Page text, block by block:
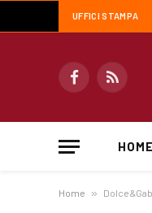
UFFICI STAMPA
FacebookRSS
HOME
Home »